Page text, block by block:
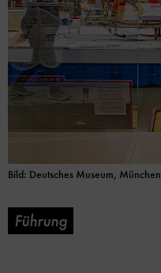
Bild: Deutsches Museum, München
Führung